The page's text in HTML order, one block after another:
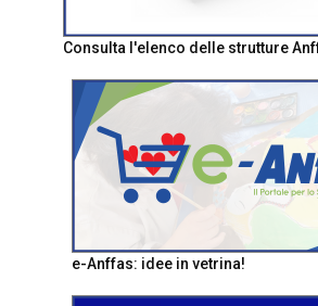
Consulta l'elenco delle strutture
e-Anffas: idee in vetrina!